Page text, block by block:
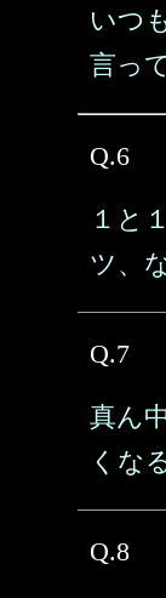
いつ
言っ
Q.6
１と
ツ、
Q.7
真ん
くな
Q.8